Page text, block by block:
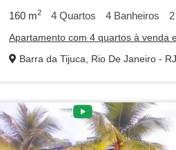
160 m2 4 Quartos 4 Banheiros 2
Apartamento com 4 quartos à venda
Barra da Tijuca, Rio De Janeiro - RJ